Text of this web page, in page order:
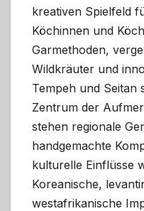
kreativen Spielfeld
Köchinnen und
Garmethoden,
Wildkräuter und
Tempeh und Seitan
Zentrum der
stehen regionale
handgemachte
kulturelle Einflüsse
Koreanische,
westafrikanische